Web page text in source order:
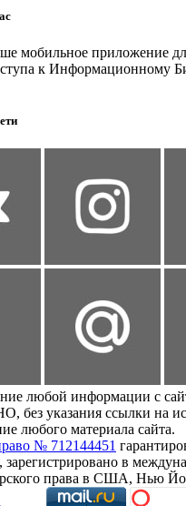
мобильное приложение
к Информационному
любой информации с
указания ссылки на
любого материала сайта.
№ 712144451
зарегистрировано в
права в США, Нью